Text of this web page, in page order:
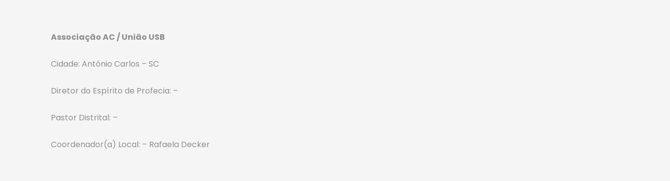
Associação AC / União USB
Cidade: Antônio Carlos – SC
Diretor do Espírito de Profecia: –
Pastor Distrital: –
Coordenador(a) Local: – Rafaela Decker